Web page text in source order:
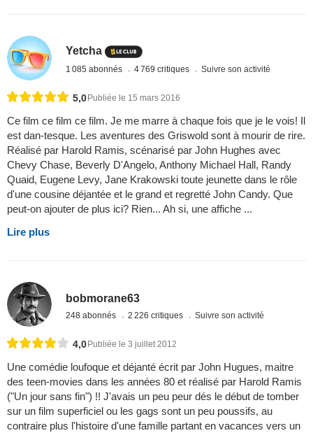
Yetcha
1 085 abonnés 4 769 critiques Suivre son activité
5,0 Publiée le 15 mars 2016
Ce film ce film ce film. Je me marre à chaque fois que je le vois! Il
est dan-tesque. Les aventures des Griswold sont à mourir de rire.
Réalisé par Harold Ramis, scénarisé par John Hughes avec
Chevy Chase, Beverly D'Angelo, Anthony Michael Hall, Randy
Quaid, Eugene Levy, Jane Krakowski toute jeunette dans le rôle
d'une cousine déjantée et le grand et regretté John Candy. Que
peut-on ajouter de plus ici? Rien... Ah si, une affiche ...
Lire plus
bobmorane63
248 abonnés 2 226 critiques Suivre son activité
4,0 Publiée le 3 juillet 2012
Une comédie loufoque et déjanté écrit par John Hugues, maitre
des teen-movies dans les années 80 et réalisé par Harold Ramis
("Un jour sans fin") !! J'avais un peu peur dés le début de tomber
sur un film superficiel ou les gags sont un peu poussifs, au
contraire plus l'histoire d'une famille partant en vacances vers un